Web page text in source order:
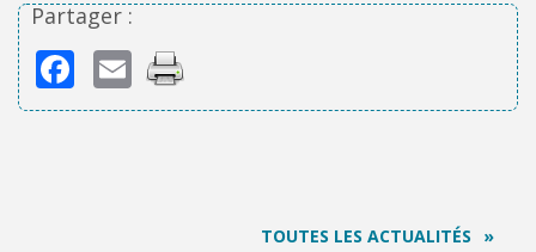
Partager :
Facebook
Email
TOUTES LES ACTUALITÉS